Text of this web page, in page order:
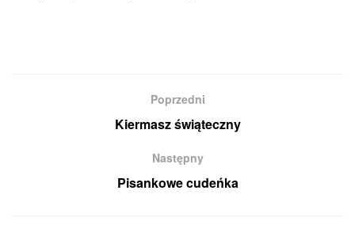
Poprzedni
Kiermasz świąteczny
Następny
Pisankowe cudeńka